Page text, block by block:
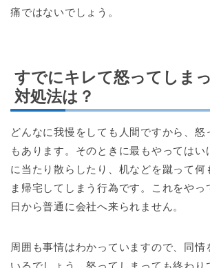
痛ではないでしょう。
すでにキレて怒ってしま
対処法は？
どんなに我慢をしても人間ですから、怒
もあります。そのときに最もやってはい
に当たり散らしたり、机などを蹴って何
ま帰宅してしまう行為です。これをやっ
日から普通に会社へ来られません。
周囲も事情はわかっていますので、同情